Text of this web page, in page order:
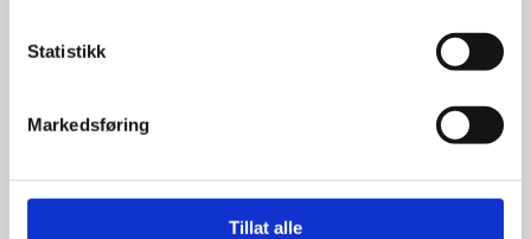
Statistikk
Markedsføring
Tillat alle